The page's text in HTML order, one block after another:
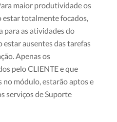
maior produtividade os
estar totalmente focados,
para as atividades do
ausentes das tarefas
Apenas os
pelo CLIENTE e que
módulo, estarão aptos e
serviços de Suporte